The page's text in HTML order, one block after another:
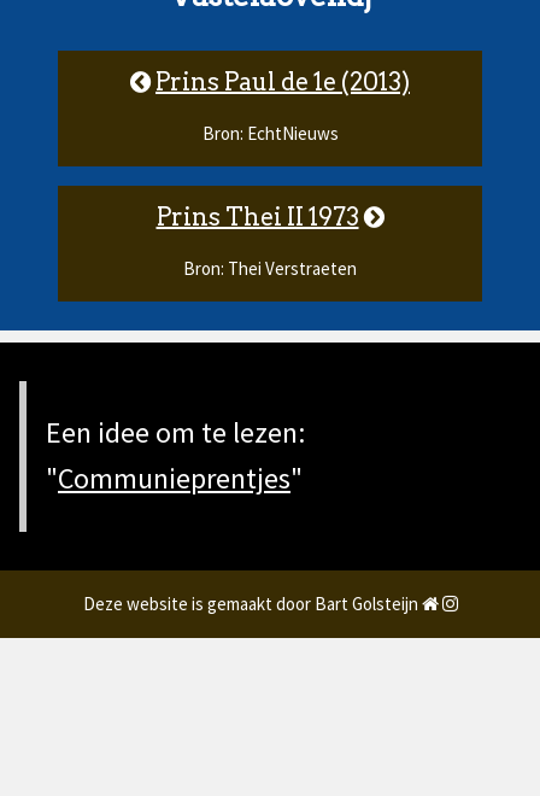
Prins Paul de 1e (2013)
Bron: EchtNieuws
Prins Thei II 1973
Bron: Thei Verstraeten
Een idee om te lezen:
"Communieprentjes"
Deze website is gemaakt door Bart Golsteijn